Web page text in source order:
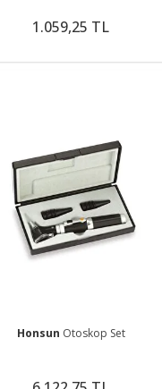
1.059,25 TL
Honsun Otoskop Set